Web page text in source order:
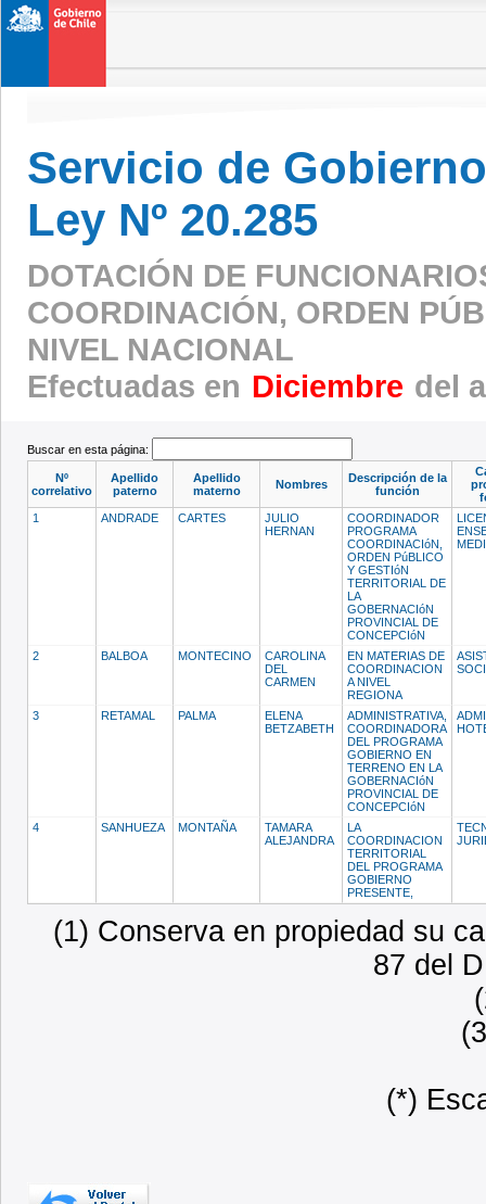
Servicio de
Ley Nº 20.285
DOTACIÓN DE
COORDINACIÓN, ORDEN
NIVEL NACIONAL
Efectuadas en Diciembre del
Buscar en esta página:
Nº
correlativo
Apellido
paterno
Apellido
materno
Nombres
Descripción de la
función
1
ANDRADE CARTES
JULIO
HERNAN
COORDINADOR
PROGRAMA
COORDINACIóN,
ORDEN PúBLICO
Y GESTIóN
TERRITORIAL DE
LA
GOBERNACIóN
PROVINCIAL DE
CONCEPCIóN
2 BALBOA MONTECINO
CAROLINA
DEL
CARMEN
EN MATERIAS DE
COORDINACION
A NIVEL
REGIONA
3 RETAMAL PALMA
ELENA
BETZABETH
ADMINISTRATIVA,
COORDINADORA
DEL PROGRAMA
GOBIERNO EN
TERRENO EN LA
GOBERNACIóN
PROVINCIAL DE
CONCEPCIóN
4 SANHUEZA MONTAÑA
TAMARA
ALEJANDRA
LA
COORDINACION
TERRITORIAL
DEL PROGRAMA
GOBIERNO
PRESENTE,
(1) Conserva en propiedad su
87 del
(*)